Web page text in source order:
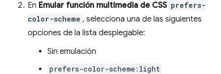
En Emular función multimedia de CSS prefers-
color-scheme , selecciona una de las siguientes
opciones de la lista desplegable:
Sin emulación
prefers-color-scheme:light